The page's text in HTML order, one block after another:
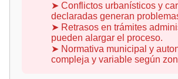
➤ Conflictos urbanísticos y
declaradas generan
➤ Retrasos en trámites
pueden alargar el proceso.
➤ Normativa municipal y
compleja y variable según